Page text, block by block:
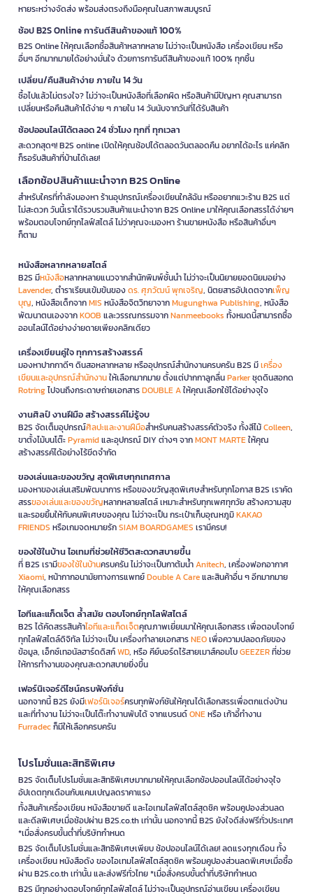
หายระหว่างจัดส่ง พร้อมส่งตรงถึงมือคุณในสภาพสมบูรณ์
ช้อป B2S Online การันตีสินค้าของแท้ 100%
B2S Online ให้คุณเลือกซื้อสินค้าหลากหลาย ไม่ว่าจะเป็นหนังสือ เครื่องเขียน หรือ
อื่นๆ อีกมากมายได้อย่างมั่นใจ ด้วยการการันตีสินค้าของแท้ 100% ทุกชิ้น
เปลี่ยน/คืนสินค้าง่าย ภายใน 14 วัน
ซื้อไปแล้วไม่ตรงใจ? ไม่ว่าจะเป็นหนังสือที่เลือกผิด หรือสินค้ามีปัญหา คุณสามารถ
เปลี่ยนหรือคืนสินค้าได้ง่าย ๆ ภายใน 14 วันนับจากวันที่ได้รับสินค้า
ช้อปออนไลน์ได้ตลอด 24 ชั่วโมง ทุกที่ ทุกเวลา
สะดวกสุดๆ! B2S online เปิดให้คุณช้อปได้ตลอดวันตลอดคืน อยากได้อะไร แค่คลิก
ก็รอรับสินค้าที่บ้านได้เลย!
เลือกช้อปสินค้าแนะนำจาก B2S Online
สำหรับใครที่กำลังมองหา ร้านอุปกรณ์เครื่องเขียนใกล้ฉัน หรืออยากแวะร้าน B2S แต่
ไม่สะดวก วันนี้เราได้รวบรวมสินค้าแนะนำจาก B2S Online มาให้คุณเลือกสรรได้ง่ายๆ
พร้อมตอบโจทย์ทุกไลฟ์สไตล์ ไม่ว่าคุณจะมองหา ร้านขายหนังสือ หรือสินค้าอื่นๆ
ก็ตาม
หนังสือหลากหลายสไตล์
B2S มีหนังสือหลากหลายแนวจากสำนักพิมพ์ชั้นนำ ไม่ว่าจะเป็นนิยายยอดนิยมอย่าง
Lavender, ตำราเรียนเข้มข้นของดร. ศุภวัฒน์ พุกเจริญ, นิตยสารอัปเดตจากเพ็ญ
บุญ, หนังสือเด็กจากMIS หนังสือจิตวิทยาจากMugunghwa Publishing, หนังสือ
พัฒนาตนเองจากKOOB และวรรณกรรมจากNanmeebooks ทั้งหมดนี้สามารถซื้อ
ออนไลน์ได้อย่างง่ายดายเพียงคลิกเดียว
เครื่องเขียนคู่ใจ ทุกการสร้างสรรค์
มองหาปากกาดีๆ ดินสอหลากหลาย หรืออุปกรณ์สำนักงานครบครัน B2S มีเครื่อง
เขียนและอุปกรณ์สำนักงานให้เลือกมากมาย ตั้งแต่ปากกาลูกลื่นParkerชุดดินสอกด
Rotringไปจนถึงกระดาษถ่ายเอกสารDOUBLE Aให้คุณเลือกใช้ได้อย่างจุใจ
งานศิลป์ งานฝีมือ สร้างสรรค์ไม่รู้จบ
B2S จัดเต็มอุปกรณ์ศิลปะและงานฝีมือสำหรับคนสร้างสรรค์ตัวจริง ทั้งสีไม้Colleen,
ขาตั้งไม้บนโต๊ะPyramidและอุปกรณ์ DIY ต่างๆ จากMONT MARTEให้คุณ
สร้างสรรค์ได้อย่างไร้ขีดจำกัด
ของเล่นและของขวัญ สุดพิเศษทุกเทศกาล
มองหาของเล่นเสริมพัฒนาการ หรือของขวัญสุดพิเศษสำหรับทุกโอกาส B2S เราคัด
สรรของเล่นและของขวัญหลากหลายสไตล์ เหมาะสำหรับทุกเพศทุกวัย สร้างความสุข
และรอยยิ้มให้กับคนพิเศษของคุณ ไม่ว่าจะเป็น กระเป๋าเก็บอุณหภูมิKAKAO
FRIENDS หรือเกมจดหมายรักSIAM BOARDGAMES เรามีครบ!
ของใช้ในบ้าน ไอเทมที่ช่วยให้ชีวิตสะดวกสบายขึ้น
ที่ B2S เรามีของใช้ในบ้านครบครัน ไม่ว่าจะเป็นกาต้มน้ำAnitech, เครื่องฟอกอากาศ
Xiaomi, หน้ากากอนามัยทางการแพทย์Double A Careและสินค้าอื่น ๆ อีกมากมาย
ให้คุณเลือกสรร
ไอทีและแก็ดเจ็ต ล้ำสมัย ตอบโจทย์ทุกไลฟ์สไตล์
B2S ได้คัดสรรสินค้าไอทีและแก็ดเจ็ตคุณภาพเยี่ยมมาให้คุณเลือกสรร เพื่อตอบโจทย์
ทุกไลฟ์สไตล์ดิจิทัล ไม่ว่าจะเป็น เครื่องทำลายเอกสารNEOเพื่อความปลอดภัยของ
ข้อมูล, เอ็กซ์เทอนัลฮาร์ดดิสก์WD, หรือ คีย์บอร์ดไร้สายเมาส์คอมโบGEEZERที่ช่วย
ให้การทำงานของคุณสะดวกสบายยิ่งขึ้น
เฟอร์นิเจอร์ดีไซน์ครบฟังก์ชั่น
นอกจากนี้ B2S ยังมีเฟอร์นิเจอร์ครบทุกฟังก์ชันให้คุณได้เลือกสรรเพื่อตกแต่งบ้าน
และที่ทำงาน ไม่ว่าจะเป็นโต๊ะทำงานพับได้ จากแบรนด์ONEหรือ เก้าอี้ทำงาน
Furradecก็มีให้เลือกครบครัน
โปรโมชั่นและสิทธิพิเศษ
B2S จัดเต็มโปรโมชั่นและสิทธิพิเศษมากมายให้คุณเลือกช้อปออนไลน์ได้อย่างจุใจ
อัปเดตทุกเดือนกับแคมเปญลดราคาแรง
ทั้งสินค้าเครื่องเขียน หนังสือขายดี และไอเทมไลฟ์สไตล์สุดชิค พร้อมคูปองส่วนลด
และดีลพิเศษเมื่อช้อปผ่าน B2S.co.th เท่านั้น นอกจากนี้ B2S ยังใจดีส่งฟรีทั่วประเทศ
*เมื่อสั่งครบขั้นต่ำที่บริษัทกำหนด
B2S จัดเต็มโปรโมชั่นและสิทธิพิเศษเพียบ ช้อปออนไลน์ได้เลย! ลดแรงทุกเดือน ทั้ง
เครื่องเขียน หนังสือดัง ของไอเทมไลฟ์สไตล์สุดชิค พร้อมคูปองส่วนลดพิเศษเมื่อซื้อ
ผ่าน B2S.co.th เท่านั้น และส่งฟรีทั่วไทย *เมื่อสั่งครบขั้นต่ำที่บริษัทกำหนด
B2S มีทุกอย่างตอบโจทย์ทุกไลฟ์สไตล์ ไม่ว่าจะเป็นอุปกรณ์อ่านเขียน เครื่องเขียน